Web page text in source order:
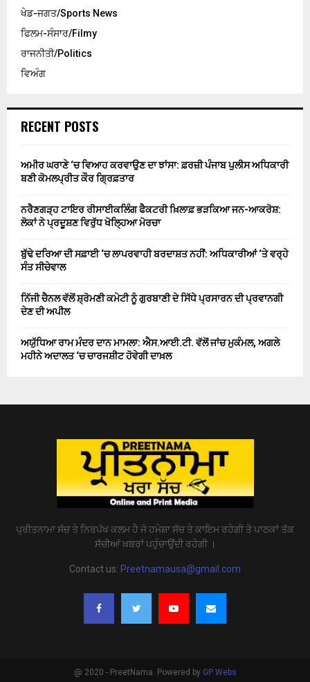
ਖੇਡ-ਜਗਤ/Sports News
ਫਿਲਮ-ਸੰਸਾਰ/Filmy
ਰਾਜਨੀਤੀ/Politics
ਵਿਅੰਗ
RECENT POSTS
ਅਮੀਰ ਘਰਾਣੇ ‘ਚ ਵਿਆਹ ਕਰਵਾਉਣ ਦਾ ਝਾਂਸਾ: ਫ਼ਰਜ਼ੀ ਪੰਜਾਬ ਪੁਲੀਸ ਅਧਿਕਾਰੀ
ਬਣੀ ਕੋਮਲਪ੍ਰੀਤ ਕੌਰ ਗ੍ਰਿਫ਼ਤਾਰ
ਨਰੈਣਗੜ੍ਹ ਟਾਇਰ ਰੀਸਾਈਕਲਿੰਗ ਫੈਕਟਰੀ ਖ਼ਿਲਾਫ਼ ਭੜਕਿਆ ਜਨ-ਆਕਰੋਸ਼:
ਲੋਕਾਂ ਨੇ ਪ੍ਰਦੂਸ਼ਣ ਵਿਰੁੱਧ ਖੋਲ੍ਹਿਆ ਮੋਰਚਾ
ਬੁੱਢੇ ਦਰਿਆ ਦੀ ਸਫ਼ਾਈ ‘ਚ ਲਾਪਰਵਾਹੀ ਬਰਦਾਸ਼ਤ ਨਹੀਂ: ਅਧਿਕਾਰੀਆਂ ‘ਤੇ ਵਰ੍ਹੇ
ਸੰਤ ਸੀਚੇਵਾਲ
ਨਿੱਜੀ ਚੈਨਲ ਵੱਲੋਂ ਸ਼੍ਰੋਮਣੀ ਕਮੇਟੀ ਨੂੰ ਗੁਰਬਾਣੀ ਦੇ ਸਿੱਧੇ ਪ੍ਰਸਾਰਨ ਦੀ ਪ੍ਰਵਾਨਗੀ
ਦੇਣ ਦੀ ਅਪੀਲ
ਅਯੁੱਧਿਆ ਰਾਮ ਮੰਦਰ ਦਾਨ ਮਾਮਲਾ: ਐਸ.ਆਈ.ਟੀ. ਵੱਲੋਂ ਜਾਂਚ ਮੁਕੰਮਲ, ਅਗਲੇ
ਮਹੀਨੇ ਅਦਾਲਤ ‘ਚ ਚਾਰਜਸ਼ੀਟ ਹੋਵੇਗੀ ਦਾਖ਼ਲ
ਪ੍ਰੀਤਨਾਮਾ ਸੱਚ ਤੇ ਨਿਰਪੱਖ ਕਲਮ ਹੈ ਜੋ ਹਮੇਸ਼ਾ ਸੱਚ ਤੇ ਕਾਇਮ ਰਹੇਗੀ ਤੇ ਪਾਠਕਾਂ ਤੱਕ
ਸੱਚੀਆਂ ਖ਼ਬਰਾਂ ਪਹੁੰਚਾਉਂਦੀ ਰਹੇਗੀ ।
Contact us: Preetnamausa@gmail.com
@ 2020 - PreetNama. Powered by GP Webs